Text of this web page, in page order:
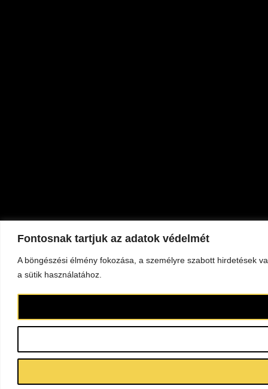
Fontosnak tartjuk az adatok védelmét
A böngészési élmény fokozása, a személyre szabott hirdetések
a sütik használatához.